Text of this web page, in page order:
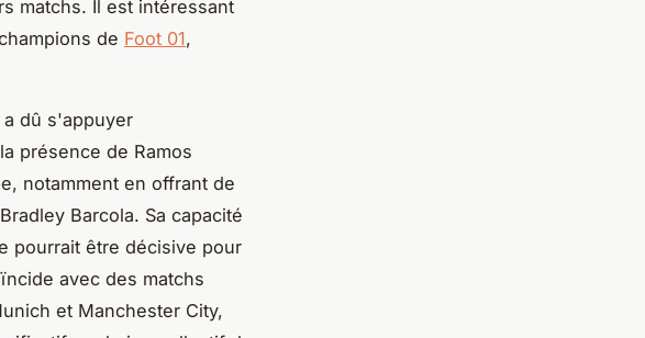
matchs. Il est intéressant
de Foot 01,
dû s'appuyer
présence de Ramos
notamment en offrant de
Barcola. Sa capacité
pourrait être décisive pour
avec des matchs
et Manchester City,